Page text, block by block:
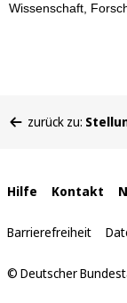
Wissenschaft,
befinden
zurück zu:
Interne
Links
Hilfe Kontakt
Barrierefreiheit
© Deutscher